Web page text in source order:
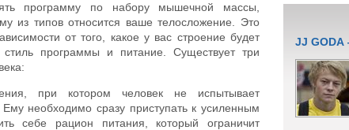
программу по набору мышечной массы,
из типов относится ваше телосложение. Это
от того, какое у вас строение будет
стиль программы и питание. Существует три
при котором человек не испытывает
необходимо сразу приступать к усиленным
себе рацион питания, который ограничит
JJ